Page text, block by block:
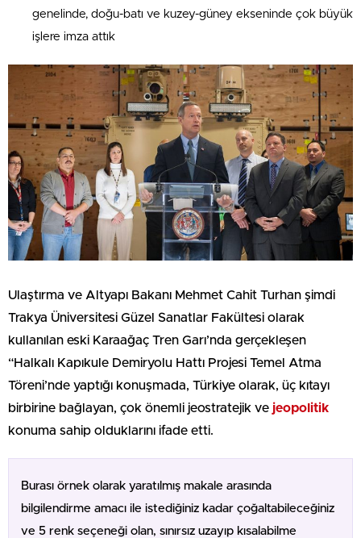
genelinde, doğu-batı ve kuzey-güney ekseninde çok büyük
işlere imza attık
Ulaştırma ve Altyapı Bakanı Mehmet Cahit Turhan şimdi
Trakya Üniversitesi Güzel Sanatlar Fakültesi olarak
kullanılan eski Karaağaç Tren Garı’nda gerçekleşen
“Halkalı Kapıkule Demiryolu Hattı Projesi Temel Atma
Töreni’nde yaptığı konuşmada, Türkiye olarak, üç kıtayı
birbirine bağlayan, çok önemli jeostratejik ve jeopolitik
konuma sahip olduklarını ifade etti.
Burası örnek olarak yaratılmış makale arasında
bilgilendirme amacı ile istediğiniz kadar çoğaltabileceğiniz
ve 5 renk seçeneği olan, sınırsız uzayıp kısalabilme